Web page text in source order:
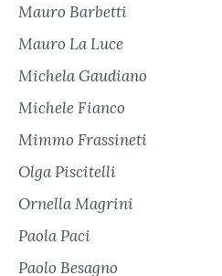
Mauro Barbetti
Mauro La Luce
Michela Gaudiano
Michele Fianco
Mimmo Frassineti
Olga Piscitelli
Ornella Magrini
Paola Paci
Paolo Besagno